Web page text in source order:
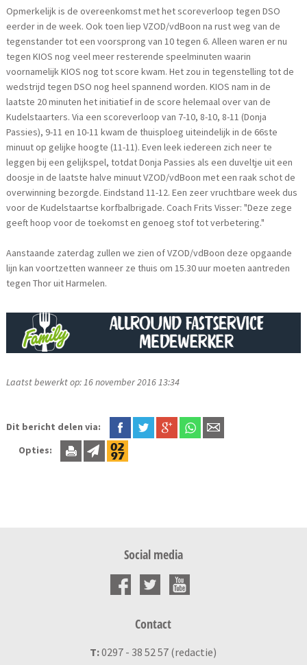
Opmerkelijk is de overeenkomst met het scoreverloop tegen DSO
eerder in de week. Ook toen liep VZOD/vdBoon na rust weg van de
tegenstander tot een voorsprong van 10 tegen 6. Alleen waren er nu
tegen KIOS nog veel meer resterende speelminuten waarin
voornamelijk KIOS nog tot score kwam. Het zou in tegenstelling tot de
wedstrijd tegen DSO nog heel spannend worden. KIOS nam in de
laatste 20 minuten het initiatief in de score helemaal over van de
Kudelstaarters. Via een scoreverloop van 7-10, 8-10, 8-11 (Donja
Passies), 9-11 en 10-11 kwam de thuisploeg uiteindelijk in de 66ste
minuut op gelijke hoogte (11-11). Even leek iedereen zich neer te
leggen bij een gelijkspel, totdat Donja Passies als een duveltje uit een
doosje in de laatste halve minuut VZOD/vdBoon met een raak schot de
overwinning bezorgde. Eindstand 11-12. Een zeer vruchtbare week dus
voor de Kudelstaartse korfbalbrigade. Coach Frits Visser: "Deze zege
geeft hoop voor de toekomst en genoeg stof tot verbetering."
Aanstaande zaterdag zullen we zien of VZOD/vdBoon deze opgaande
lijn kan voortzetten wanneer ze thuis om 15.30 uur moeten aantreden
tegen Thor uit Harmelen.
Laatst bewerkt op: 16 november 2016 13:34
Dit bericht delen via:
Opties:
Social media
Contact
T:0297 - 38 52 57 (redactie)